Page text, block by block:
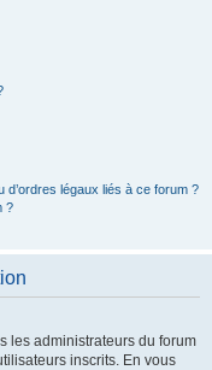
d’ordres légaux liés à ce forum ?
?
les administrateurs du forum
inscrits. En vous